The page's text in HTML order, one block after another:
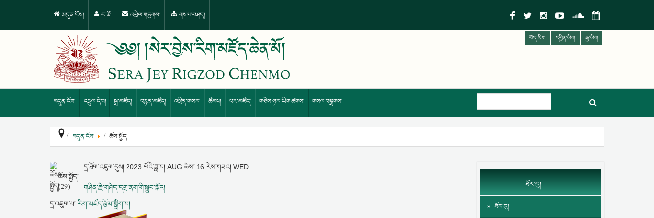
མདུན་ངོས། ང་ཚོ། འབྲེལ་གཏུགས། གསལ་བཤད།
བོད་ཡིག དབྱིན་ཡིག རྒྱ་ཡིག
མདུན་ངོས། འཕྲུལ་དེབ། སྒྲ་མཛོད། བརྙན་མཛོད། འཕྲིན་གསར། ཚོམས། པར་མཛོད། གཅེས་ཉར་ཡིག་ཚགས། གསལ་བསྒྲགས།
མདུན་ངོས། ཆོས་སྤྱོད།
ཆོས་སྤྱོད།
(29)
དྲ་ཐོག་འཇུག་དུས། 2023 ལོའི་ཟླ་བ། AUG ཚེས། 16 རེས་གཟའ། WED
གཤིན་རྗེ་གཤེད་དགྲ་ནག་གི་སྒྲུབ་སྐོར།
དྲ་འཇུག་པ། རིག་མཛོད་རྩོམ་སྒྲིག་པ།
ཐོར་བུ།
ཐོར་བུ།